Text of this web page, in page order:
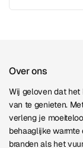
Over ons
Wij geloven dat het
van te genieten.
verleng je
behaaglijke
branden als het